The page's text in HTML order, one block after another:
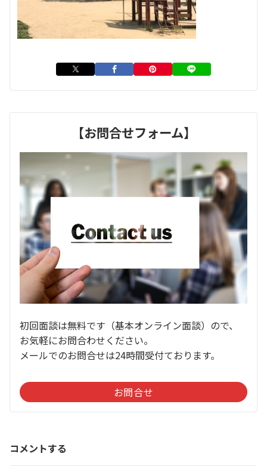
【お問合せフォーム】
初回面談は無料です（基本オンライン面談）ので、
お気軽にお問合わせください。
メールでのお問合せは24時間受付ております。
お問合せ
コメントする